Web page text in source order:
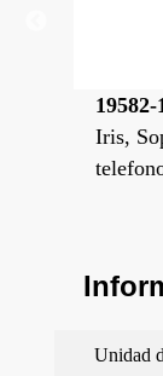
19582-1
Iris,
Unidad